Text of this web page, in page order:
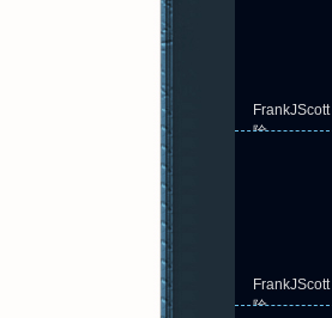
FrankJScott
除
FrankJScott
除